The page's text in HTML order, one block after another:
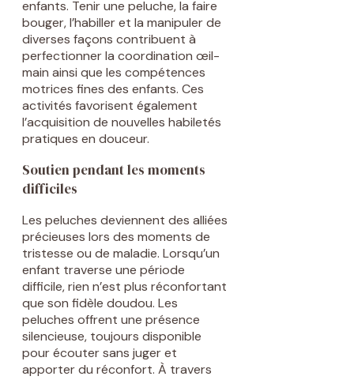
enfants. Tenir une peluche, la faire
bouger, l’habiller et la manipuler de
diverses façons contribuent à
perfectionner la coordination œil-
main ainsi que les compétences
motrices fines des enfants. Ces
activités favorisent également
l’acquisition de nouvelles habiletés
pratiques en douceur.
Soutien pendant les moments
difficiles
Les peluches deviennent des alliées
précieuses lors des moments de
tristesse ou de maladie. Lorsqu’un
enfant traverse une période
difficile, rien n’est plus réconfortant
que son fidèle doudou. Les
peluches offrent une présence
silencieuse, toujours disponible
pour écouter sans juger et
apporter du réconfort. À travers